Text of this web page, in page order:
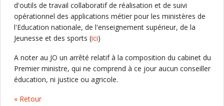
d'outils de travail collaboratif de réalisation et de suivi
opérationnel des applications métier pour les ministères de
l'Education nationale, de l'enseignement supérieur, de la
Jeunesse et des sports (ici)
A noter au JO un arrêté relatif à la composition du cabinet du
Premier ministre, qui ne comprend à ce jour aucun conseiller
éducation, ni justice ou agricole.
« Retour